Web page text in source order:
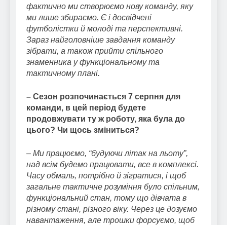
фактично ми створюємо нову команду, яку
ми лише збираємо. Є і досвідчені
футболістки й молоді та перспективні.
Зараз найголовніше завдання команду
зібрати, а також прийти спільного
знаменника у функціональному та
тактичному плані.
– Сезон розпочинається 7 серпня для
команди, в цей період будете
продовжувати ту ж роботу, яка була до
цього? Чи щось зміниться?
– Ми працюємо, “будуючи літак на льоту”,
над всім будемо працювати, все в комплексі.
Часу обмаль, потрібно й зігратися, і щоб
загальне тактичне розуміння було спільним,
функціональний стан, тому що дівчата в
різному стані, різного віку. Через це дозуємо
навантаження, але трошки форсуємо, щоб